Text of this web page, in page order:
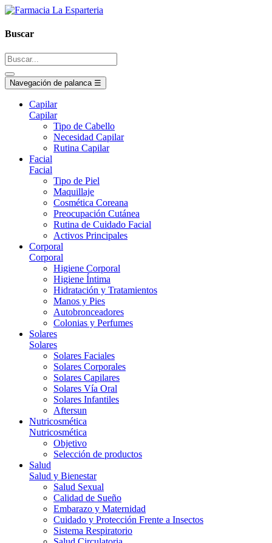
Buscar
Navegación de palanca ☰
Capilar
Capilar
Tipo de Cabello
Necesidad Capilar
Rutina Capilar
Facial
Facial
Tipo de Piel
Maquillaje
Cosmética Coreana
Preocupación Cutánea
Rutina de Cuidado Facial
Activos Principales
Corporal
Corporal
Higiene Corporal
Higiene Íntima
Hidratación y Tratamientos
Manos y Pies
Autobronceadores
Colonias y Perfumes
Solares
Solares
Solares Faciales
Solares Corporales
Solares Capilares
Solares Vía Oral
Solares Infantiles
Aftersun
Nutricosmética
Nutricosmética
Objetivo
Selección de productos
Salud
Salud y Bienestar
Salud Sexual
Calidad de Sueño
Embarazo y Maternidad
Cuidado y Protección Frente a Insectos
Sistema Respiratorio